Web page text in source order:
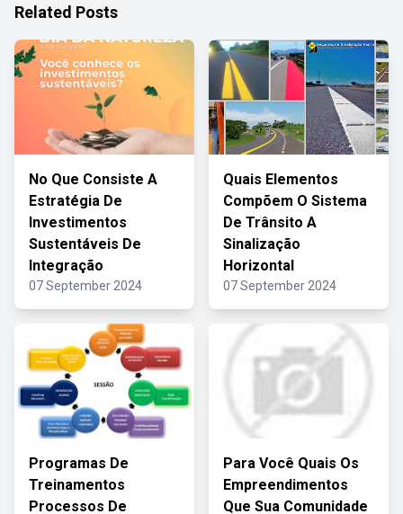
Related Posts
No Que Consiste A
Estratégia De
Investimentos
Sustentáveis De
Integração
07 September 2024
Quais Elementos
Compõem O Sistema
De Trânsito A
Sinalização
Horizontal
07 September 2024
Programas De
Treinamentos
Processos De
Para Você Quais Os
Empreendimentos
Que Sua Comunidade